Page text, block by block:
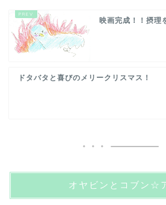
映画完成！！摂理
ドタバタと喜びのメリークリスマス！
オヤビンとコブン☆